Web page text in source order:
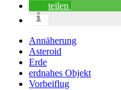
teilen
Annäherung
Asteroid
Erde
erdnahes Objekt
Vorbeiflug